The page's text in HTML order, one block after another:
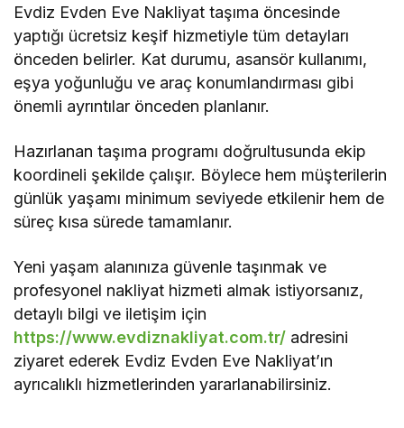
Evdiz Evden Eve Nakliyat taşıma öncesinde
yaptığı ücretsiz keşif hizmetiyle tüm detayları
önceden belirler. Kat durumu, asansör kullanımı,
eşya yoğunluğu ve araç konumlandırması gibi
önemli ayrıntılar önceden planlanır.
Hazırlanan taşıma programı doğrultusunda ekip
koordineli şekilde çalışır. Böylece hem müşterilerin
günlük yaşamı minimum seviyede etkilenir hem de
süreç kısa sürede tamamlanır.
Yeni yaşam alanınıza güvenle taşınmak ve
profesyonel nakliyat hizmeti almak istiyorsanız,
detaylı bilgi ve iletişim için
https://www.evdiznakliyat.com.tr/ adresini
ziyaret ederek Evdiz Evden Eve Nakliyat’ın
ayrıcalıklı hizmetlerinden yararlanabilirsiniz.